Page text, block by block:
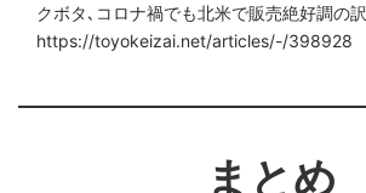
クボタ､コロナ禍でも北米で販売絶好調の訳
https://toyokeizai.net/articles/-/398928
まとめ